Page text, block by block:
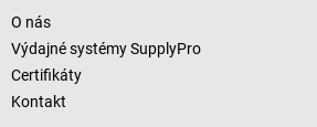
O nás
Výdajné systémy SupplyPro
Certifikáty
Kontakt